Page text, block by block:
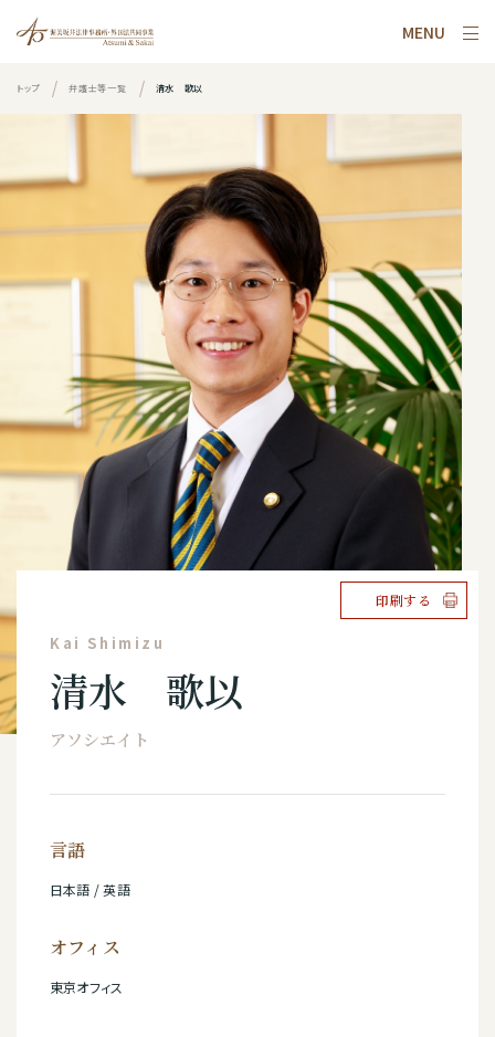
MENU
トップ 弁護士等一覧 清水 歌以
印刷する
Kai Shimizu
清水 歌以
アソシエイト
言語
日本語 / 英語
オフィス
東京オフィス